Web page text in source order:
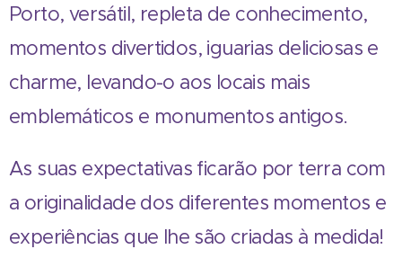
Porto, versátil, repleta de conhecimento,
momentos divertidos, iguarias deliciosas e
charme, levando-o aos locais mais
emblemáticos e monumentos antigos.
As suas expectativas ficarão por terra com
a originalidade dos diferentes momentos e
experiências que lhe são criadas à medida!